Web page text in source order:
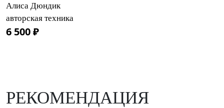
Алиса Дюндик
авторская техника
6 500 ₽
РЕКОМЕНДАЦИЯ